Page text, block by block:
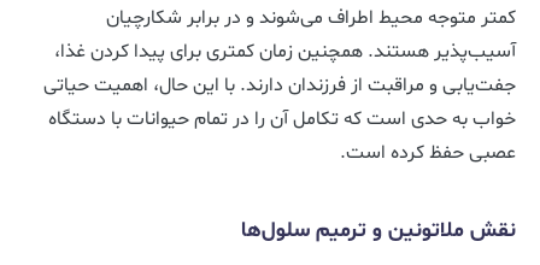
کمتر متوجه محیط اطراف می‌شوند و در برابر شکارچیان
آسیب‌پذیر هستند. همچنین زمان کمتری برای پیدا کردن غذا،
جفت‌یابی و مراقبت از فرزندان دارند. با این حال، اهمیت حیاتی
خواب به حدی است که تکامل آن را در تمام حیوانات با دستگاه
عصبی حفظ کرده است.
نقش ملاتونین و ترمیم سلول‌ها